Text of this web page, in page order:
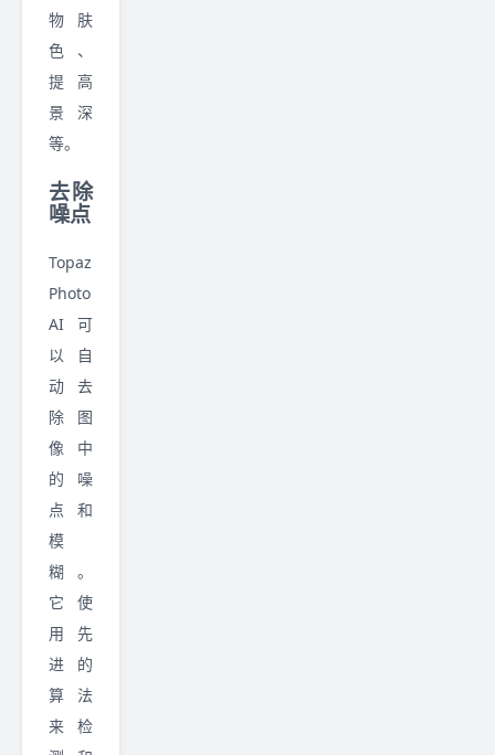
物肤
色、
提高
景深
等。
去除
噪点
Topaz
Photo
AI 可
以自
动去
除图
像中
的噪
点和
模
糊。
它使
用先
进的
算法
来检